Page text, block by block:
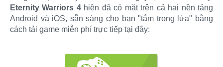
Eternity Warriors 4hiện đã có mặt trên cả hai nền tảng
Android và iOS, sẵn sàng cho bạn "tắm trong lửa" bằng
cách tải game miễn phí trực tiếp tại đây: